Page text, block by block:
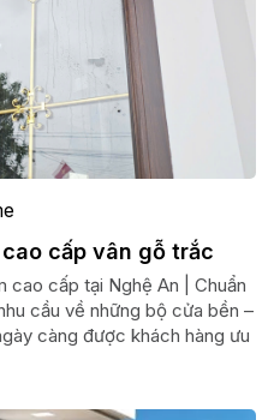
cấp vân gỗ trắc
cao cấp tại Nghệ An | Chuẩn
cầu về những bộ cửa bền –
càng được khách hàng ưu